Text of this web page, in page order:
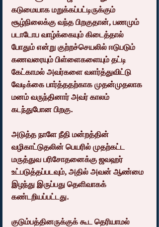
கடுமையாக மறுக்கப்பட்டிருக்கும்
சூழ்நிலைக்கு வந்த பிறகுதான், பணமும்
படாடோப வாழ்க்கையும் கிடைத்தால்
போதும் என்று குற்றச்செயலில் ஈடுபடும்
கணவரையும் பிள்ளைகளையும் தட்டி
கேட்காமல் அவர்களை வளர்த்துவிட்டு
வேடிக்கை பார்த்ததற்காக முதன்முதலாக
மனம் வருந்தினார் அவர் காலம்
கடந்துபோன பிறகு.
அடுத்த நாளே நீதி மன்றத்தின்
வழிகாட்டுதலின் பெயரில் முதற்கட்ட
மருத்துவ பரிசோதனைக்கு ஜவஹர்
உட்படுத்தப்படவும், அதில் அவன் ஆண்மை
இழந்து இருப்பது தெளிவாகக்
கண்டறியப்பட்டது.
குடும்பத்தினருக்குக் கூட தெரியாமல்